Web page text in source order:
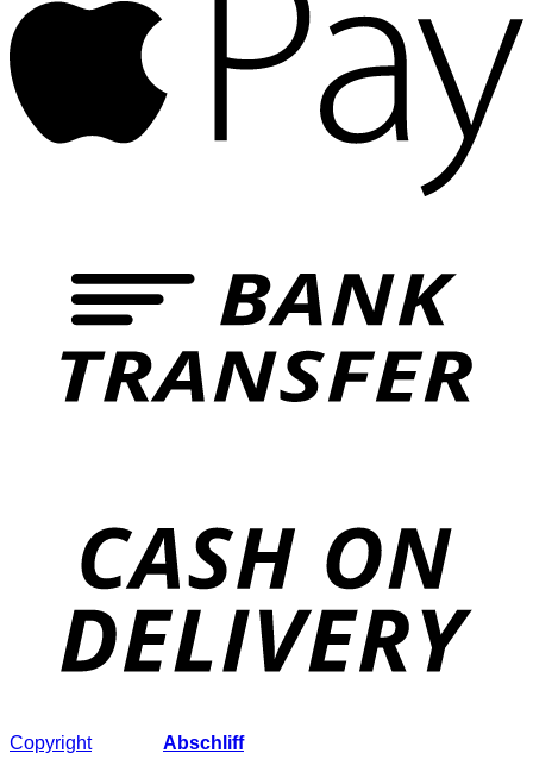
Copyright2026 © Abschliff